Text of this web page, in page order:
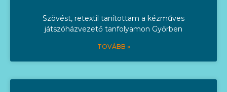
Szövést, retextil tanítottam a kézműves
játszóházvezető tanfolyamon Győrben
TOVÁBB »